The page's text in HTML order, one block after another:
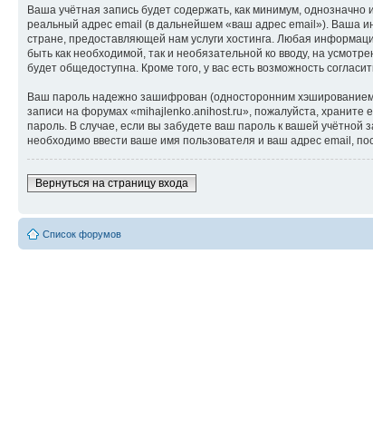
Ваша учётная запись будет содержать, как минимум,
реальный адрес email (в дальнейшем «ваш адрес email»). Ваша
стране, предоставляющей нам услуги хостинга. Любая
быть как необходимой, так и необязательной ко вводу, на
будет общедоступна. Кроме того, у вас есть возможность
Ваш пароль надежно зашифрован (односторонним
записи на форумах «mihajlenko.anihost.ru», пожалуйста, храните
пароль. В случае, если вы забудете ваш пароль к вашей
необходимо ввести ваше имя пользователя и ваш адрес email,
Вернуться на страницу входа
Список форумов